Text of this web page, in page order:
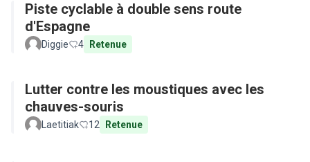
Piste cyclable à double sens route
d'Espagne
Diggie 4 Retenue
Lutter contre les moustiques avec les
chauves-souris
Laetitiak 12 Retenue